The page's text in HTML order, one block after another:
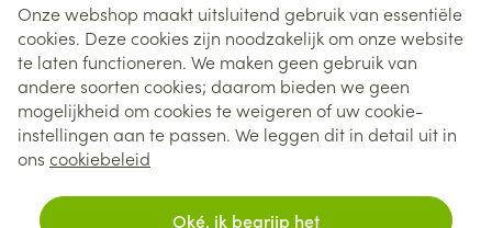
Onze webshop maakt uitsluitend gebruik van essentiële
cookies. Deze cookies zijn noodzakelijk om onze website
te laten functioneren. We maken geen gebruik van
andere soorten cookies; daarom bieden we geen
mogelijkheid om cookies te weigeren of uw cookie-
instellingen aan te passen. We leggen dit in detail uit in
ons cookiebeleid
Oké, ik begrijp het